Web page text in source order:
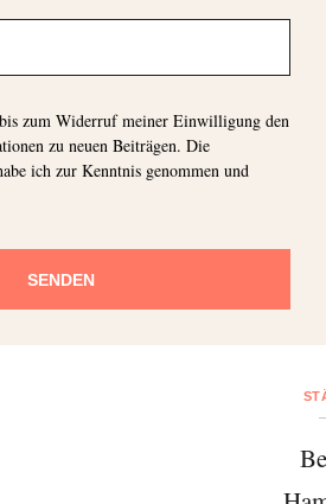
zum Widerruf meiner Einwilligung den
zu neuen Beiträgen. Die
ich zur Kenntnis genommen und
SENDEN